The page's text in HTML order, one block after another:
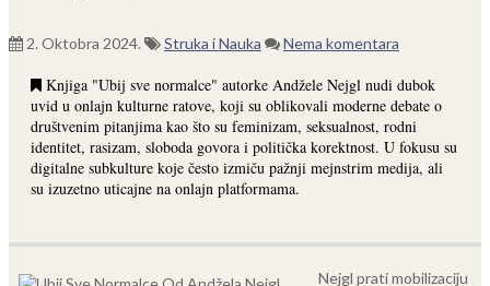
2. Oktobra 2024. Struka i Nauka Nema komentara
Knjiga "Ubij sve normalce" autorke Andžele Nejgl nudi dubok
uvid u onlajn kulturne ratove, koji su oblikovali moderne debate o
društvenim pitanjima kao što su feminizam, seksualnost, rodni
identitet, rasizam, sloboda govora i politička korektnost. U fokusu su
digitalne subkulture koje često izmiču pažnji mejnstrim medija, ali
su izuzetno uticajne na onlajn platformama.
Nejgl prati mobilizaciju